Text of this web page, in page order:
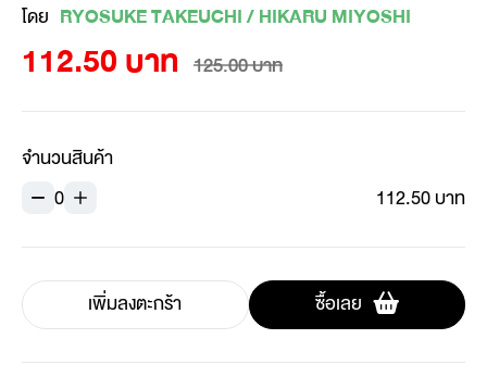
โดย RYOSUKE TAKEUCHI / HIKARU MIYOSHI
112.50 บาท 125.00 บาท
จำนวนสินค้า
0
112.50 บาท
เพิ่มลงตะกร้า ซื้อเลย